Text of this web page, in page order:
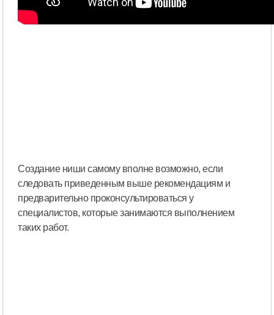
Создание ниши самому вполне возможно, если
следовать приведенным выше рекомендациям и
предварительно проконсультироваться у
специалистов, которые занимаются выполнением
таких работ.